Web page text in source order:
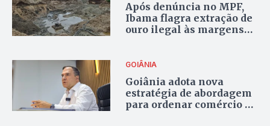
Após denúncia no MPF,
Ibama flagra extração de
ouro ilegal às margens
GOIÂNIA
Goiânia adota nova
estratégia de abordagem
para ordenar comércio e